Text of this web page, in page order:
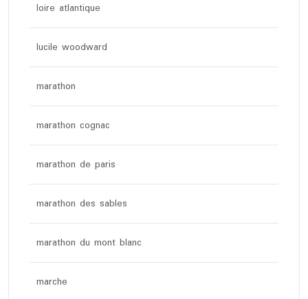
loire atlantique
lucile woodward
marathon
marathon cognac
marathon de paris
marathon des sables
marathon du mont blanc
marche